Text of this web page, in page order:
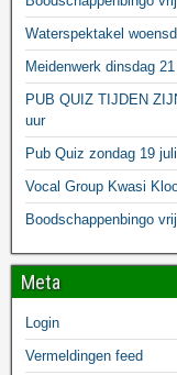
Waterspektakel
Meidenwerk dinsdag
PUB QUIZ TIJDEN
uur
Pub Quiz zondag 19 juli
Vocal Group Kwasi
Boodschappenbingo
Meta
Login
Vermeldingen feed